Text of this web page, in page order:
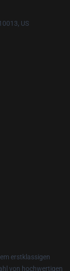
US
erstklassigen
von hochwertigen